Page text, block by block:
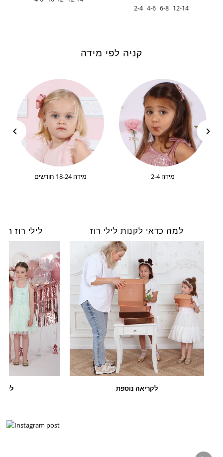
2-4 4-6 6-8 12-14
קניה לפי מידה
מידה 18-24 חודשים מידה 2-4
למה כדאי לקנות לילי רוז
לקריאה נוספת
לילי רוז